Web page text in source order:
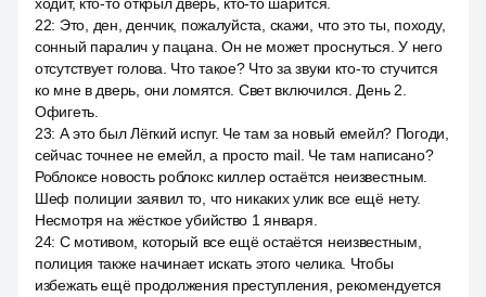
22: Это, ден, денчик, пожалуйста, скажи, что это ты, походу,
сонный паралич у пацана. Он не может проснуться. У него
отсутствует голова. Что такое? Что за звуки кто-то стучится
ко мне в дверь, они ломятся. Свет включился. День 2.
Офигеть.
23: А это был Лёгкий испуг. Че там за новый емейл? Погоди,
сейчас точнее не емейл, а просто mail. Че там написано?
Роблоксе новость роблокс киллер остаётся неизвестным.
Шеф полиции заявил то, что никаких улик все ещё нету.
Несмотря на жёсткое убийство 1 января.
24: С мотивом, который все ещё остаётся неизвестным,
полиция также начинает искать этого челика. Чтобы
избежать ещё продолжения преступления, рекомендуется